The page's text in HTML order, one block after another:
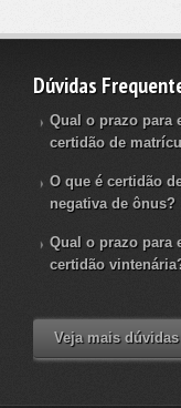
Dúvidas
Qual o prazo para
certidão de
O que é certidão
negativa de ônus?
Qual o prazo para
certidão
Veja mais dúvidas